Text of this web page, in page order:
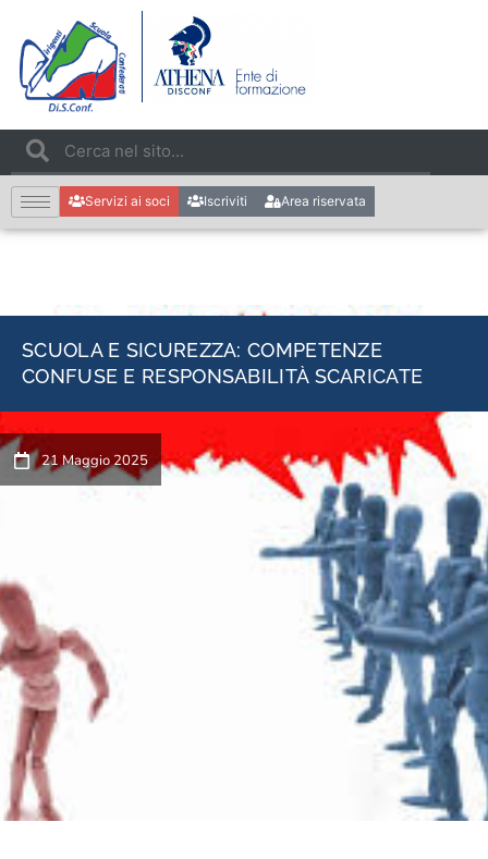
Servizi ai soci Iscriviti Area riservata
SCUOLA E SICUREZZA: COMPETENZE
CONFUSE E RESPONSABILITÀ SCARICATE
21 Maggio 2025